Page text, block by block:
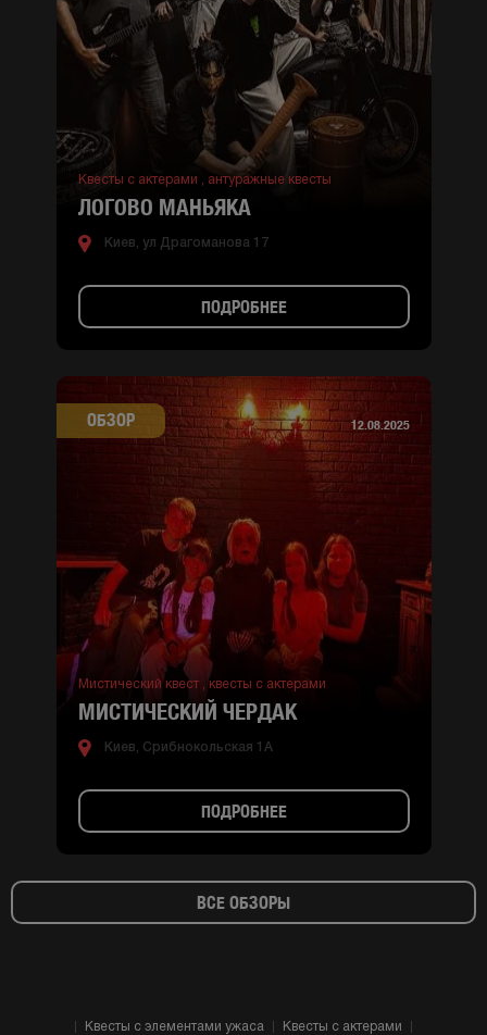
Квесты с актерами , антуражные квесты
ЛОГОВО МАНЬЯКА
Киев, ул Драгоманова 17
ПОДРОБНЕЕ
ОБЗОР 12.08.2025
Мистический квест , квесты с актерами
МИСТИЧЕСКИЙ ЧЕРДАК
Киев, Срибнокольская 1А
ПОДРОБНЕЕ
ВСЕ ОБЗОРЫ
Квесты с элементами ужаса Квесты с актерами